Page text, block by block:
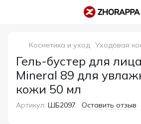
Косметика и уход Уходовая
Гель-бустер для
Mineral 89 для
кожи 50 мл
Артикул: ШБ2097 Оставить отзыв